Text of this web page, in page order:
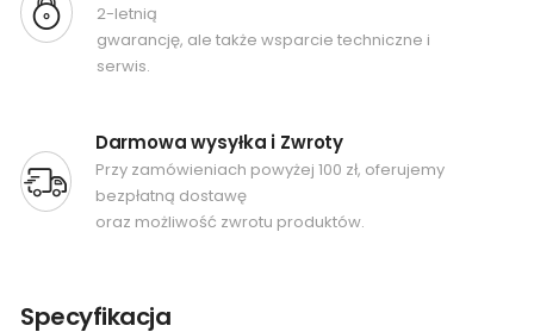
2-letnią
gwarancję, ale także wsparcie techniczne i
serwis.
Darmowa wysyłka i Zwroty
Przy zamówieniach powyżej 100 zł, oferujemy
bezpłatną dostawę
oraz możliwość zwrotu produktów.
Specyfikacja